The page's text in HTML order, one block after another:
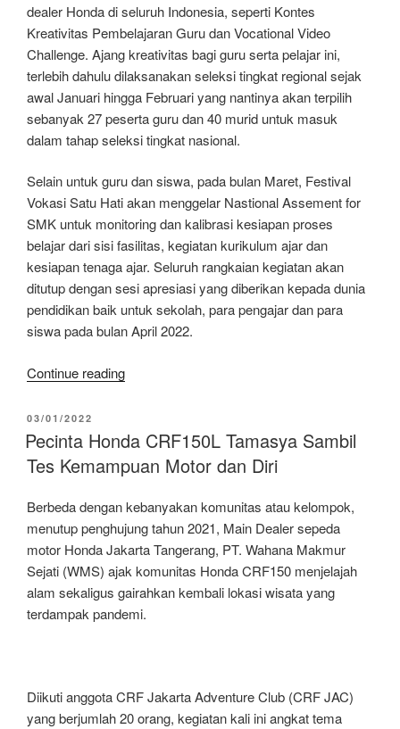
dealer Honda di seluruh Indonesia, seperti Kontes
Kreativitas Pembelajaran Guru dan Vocational Video
Challenge. Ajang kreativitas bagi guru serta pelajar ini,
terlebih dahulu dilaksanakan seleksi tingkat regional sejak
awal Januari hingga Februari yang nantinya akan terpilih
sebanyak 27 peserta guru dan 40 murid untuk masuk
dalam tahap seleksi tingkat nasional.
Selain untuk guru dan siswa, pada bulan Maret, Festival
Vokasi Satu Hati akan menggelar Nastional Assement for
SMK untuk monitoring dan kalibrasi kesiapan proses
belajar dari sisi fasilitas, kegiatan kurikulum ajar dan
kesiapan tenaga ajar. Seluruh rangkaian kegiatan akan
ditutup dengan sesi apresiasi yang diberikan kepada dunia
pendidikan baik untuk sekolah, para pengajar dan para
siswa pada bulan April 2022.
Continue reading“Festival
Hati
Meriahkan
Dunia
Pendidikan
Indonesia”
POSTED
ON
03/01/2022
Pecinta Honda CRF150L Tamasya Sambil
Tes Kemampuan Motor dan Diri
Berbeda dengan kebanyakan komunitas atau kelompok,
menutup penghujung tahun 2021, Main Dealer sepeda
motor Honda Jakarta Tangerang, PT. Wahana Makmur
Sejati (WMS) ajak komunitas Honda CRF150 menjelajah
alam sekaligus gairahkan kembali lokasi wisata yang
terdampak pandemi.
Diikuti anggota CRF Jakarta Adventure Club (CRF JAC)
yang berjumlah 20 orang, kegiatan kali ini angkat tema